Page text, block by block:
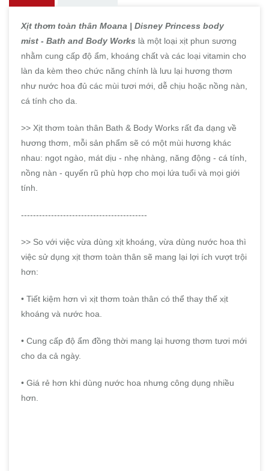
Xịt thơm toàn thân Moana | Disney Princess body
mist - Bath and Body Works là một loại xịt phun sương
nhằm cung cấp độ ẩm, khoáng chất và các loại vitamin cho
làn da kèm theo chức năng chính là lưu lại hương thơm
như nước hoa đủ các mùi tươi mới, dễ chịu hoặc nồng nàn,
cá tính cho da.
>> Xịt thơm toàn thân Bath & Body Works rất đa dạng về
hương thơm, mỗi sản phẩm sẽ có một mùi hương khác
nhau: ngọt ngào, mát dịu - nhẹ nhàng, năng động - cá tính,
nồng nàn - quyến rũ phù hợp cho mọi lứa tuổi và mọi giới
tính.
------------------------------------------
>> So với việc vừa dùng xịt khoáng, vừa dùng nước hoa thì
việc sử dụng xịt thơm toàn thân sẽ mang lại lợi ích vượt trội
hơn:
• Tiết kiệm hơn vì xịt thơm toàn thân có thể thay thế xịt
khoáng và nước hoa.
• Cung cấp độ ẩm đồng thời mang lại hương thơm tươi mới
cho da cả ngày.
• Giá rẻ hơn khi dùng nước hoa nhưng công dụng nhiều
hơn.